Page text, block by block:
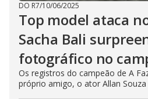
DO R7/10/06/2025
Top model ataca
Sacha Bali
fotográfico no
Os registros do campeão de A
próprio amigo, o ator Allan